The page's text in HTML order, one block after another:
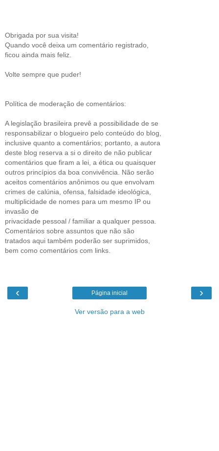
Obrigada por sua visita!
Quando você deixa um comentário registrado,
ficou ainda mais feliz.
Volte sempre que puder!
Política de moderação de comentários:
A legislação brasileira prevê a possibilidade de se
responsabilizar o blogueiro pelo conteúdo do blog,
inclusive quanto a comentários; portanto, a autora
deste blog reserva a si o direito de não publicar
comentários que firam a lei, a ética ou quaisquer
outros princípios da boa convivência. Não serão
aceitos comentários anônimos ou que envolvam
crimes de calúnia, ofensa, falsidade ideológica,
multiplicidade de nomes para um mesmo IP ou
invasão de
privacidade pessoal / familiar a qualquer pessoa.
Comentários sobre assuntos que não são
tratados aqui também poderão ser suprimidos,
bem como comentários com links.
‹ ›
Página inicial
Ver versão para a web